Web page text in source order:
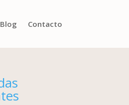
Blog Contacto